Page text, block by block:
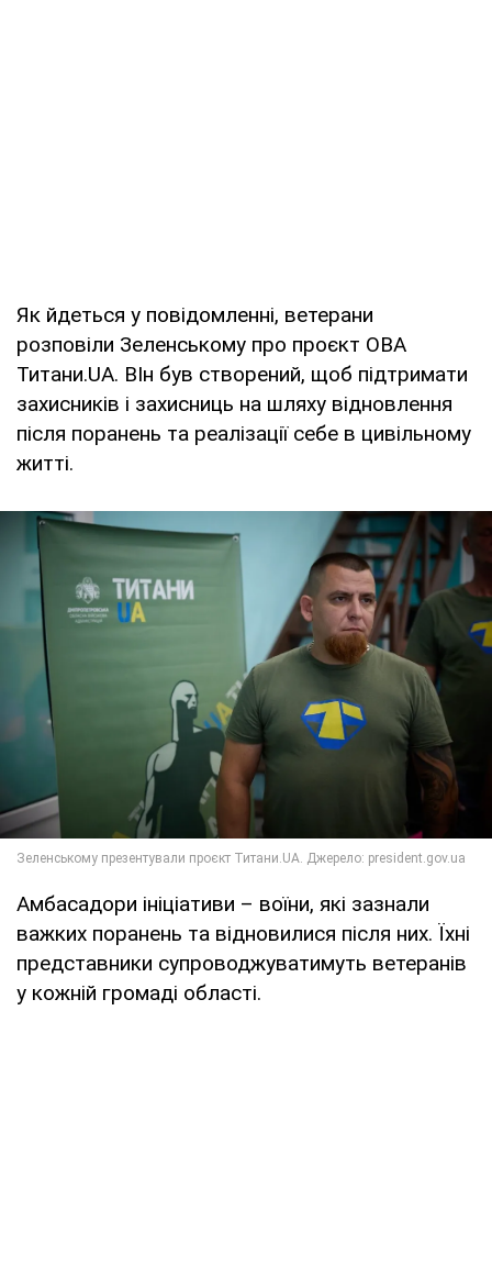
Як йдеться у повідомленні, ветерани
розповіли Зеленському про проєкт ОВА
Титани.UA. ВІн був створений, щоб підтримати
захисників і захисниць на шляху відновлення
після поранень та реалізації себе в цивільному
житті.
Амбасадори ініціативи – воїни, які зазнали
важких поранень та відновилися після них. Їхні
представники супроводжуватимуть ветеранів
у кожній громаді області.